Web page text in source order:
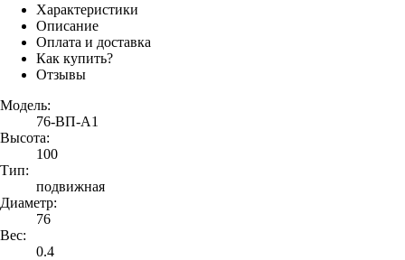
Характеристики
Описание
Оплата и доставка
Как купить?
Отзывы
Модель:
76-ВП-А1
Высота:
100
Тип:
подвижная
Диаметр:
76
Вес:
0.4